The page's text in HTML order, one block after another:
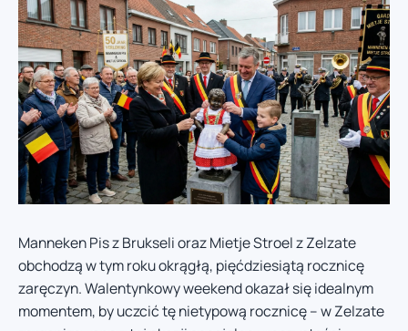
Manneken Pis z Brukseli oraz Mietje Stroel z Zelzate
obchodzą w tym roku okrągłą, pięćdziesiątą rocznicę
zaręczyn. Walentynkowy weekend okazał się idealnym
momentem, by uczcić tę nietypową rocznicę – w Zelzate